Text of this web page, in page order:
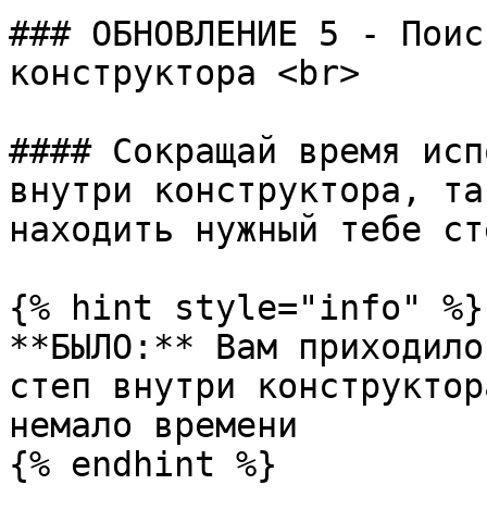
### ОБНОВЛЕНИЕ 5 -
конструктора <br>
#### Сокращай время
внутри конструктора,
находить нужный тебе
{% hint style="info" %}
**БЫЛО:** Вам
степ внутри
немало времени
{% endhint %}